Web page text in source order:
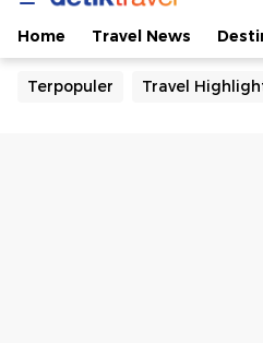
Home Travel News
Terpopuler Travel